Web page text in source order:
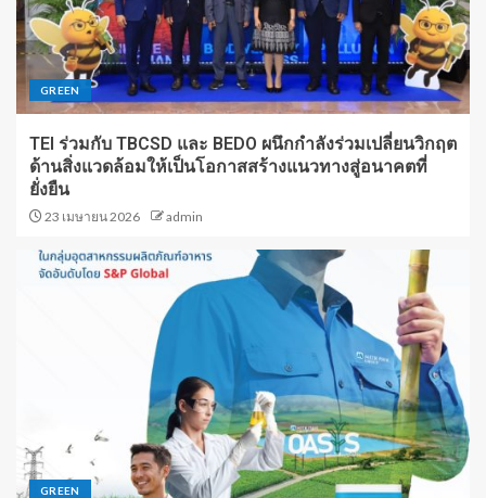
GREEN
TEI ร่วมกับ TBCSD และ BEDO ผนึกกำลังร่วมเปลี่ยนวิกฤต
ด้านสิ่งแวดล้อมให้เป็นโอกาสสร้างแนวทางสู่อนาคตที่
ยั่งยืน
23 เมษายน 2026 admin
GREEN